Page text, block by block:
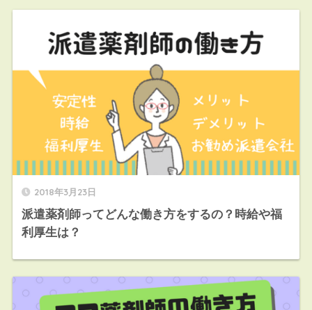
2018年3月23日
派遣薬剤師ってどんな働き方をするの？時給や福
利厚生は？